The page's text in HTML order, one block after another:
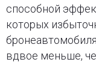
способной
которых
вдвое меньше,